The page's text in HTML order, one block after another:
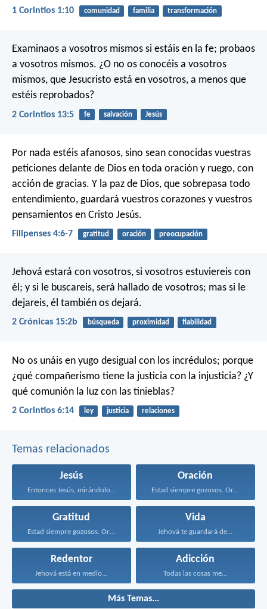
1 Corintios 1:10 comunidad familia transformación
Examinaos a vosotros mismos si estáis en la fe; probaos
a vosotros mismos. ¿O no os conocéis a vosotros
mismos, que Jesucristo está en vosotros, a menos que
estéis reprobados?
2 Corintios 13:5 fe salvación Jesús
Por nada estéis afanosos, sino sean conocidas vuestras
peticiones delante de Dios en toda oración y ruego, con
acción de gracias. Y la paz de Dios, que sobrepasa todo
entendimiento, guardará vuestros corazones y vuestros
pensamientos en Cristo Jesús.
Filipenses 4:6-7 gratitud oración preocupación
Jehová estará con vosotros, si vosotros estuviereis con
él; y si le buscareis, será hallado de vosotros; mas si le
dejareis, él también os dejará.
2 Crónicas 15:2b búsqueda proximidad fiabilidad
No os unáis en yugo desigual con los incrédulos; porque
¿qué compañerismo tiene la justicia con la injusticia? ¿Y
qué comunión la luz con las tinieblas?
2 Corintios 6:14 ley justicia relaciones
Temas relacionados
Jesús
Entonces Jesús, mirándolos, dijo...
Oración
Estad siempre gozosos. Orad...
Gratitud
Estad siempre gozosos. Orad...
Vida
Jehová te guardará de...
Redentor
Jehová está en medio...
Adicción
Todas las cosas me...
Más Temas...